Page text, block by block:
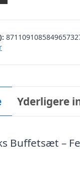
Yderligere
Buffetsæt –